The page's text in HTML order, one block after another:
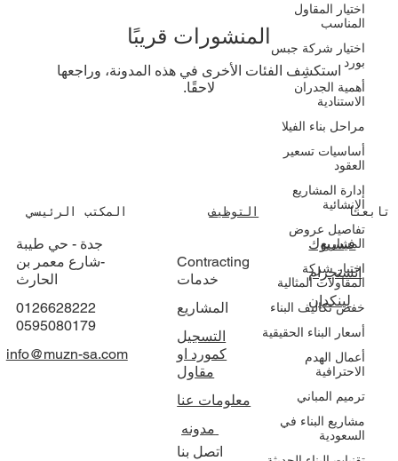
اختيار المقاول
المناسب
اختيار شركة جبس
بورد
أهمية الجدران
الاستنادية
مراحل بناء الفيلا
أساسيات تسعير
العقود
إدارة المشاريع
الإنشائية
تفاصيل عروض
المشاريع
اختيار شركة
المقاولات المثالية
خفض تكاليف البناء
أسعار البناء الحقيقية
أعمال الهدم
الاحترافية
ترميم المباني
مشاريع البناء في
السعودية
المنشورات قريبًا
استكشِف الفئات الأخرى في هذه المدونة، وراجعها
لاحقًا.
المكتب الرئيسي
جدة - حي طيبة
-شارع معمر بن
الحارث
0126628222
0595080179
info@muzn-sa.com
Contracting
خدمات
المشاريع
معلومات عنا
التسجيل
كمورد او
مقاول
التوظيف
اتصل بنا
تابعنا
فيسبوك
انستجرام
لينكدإن